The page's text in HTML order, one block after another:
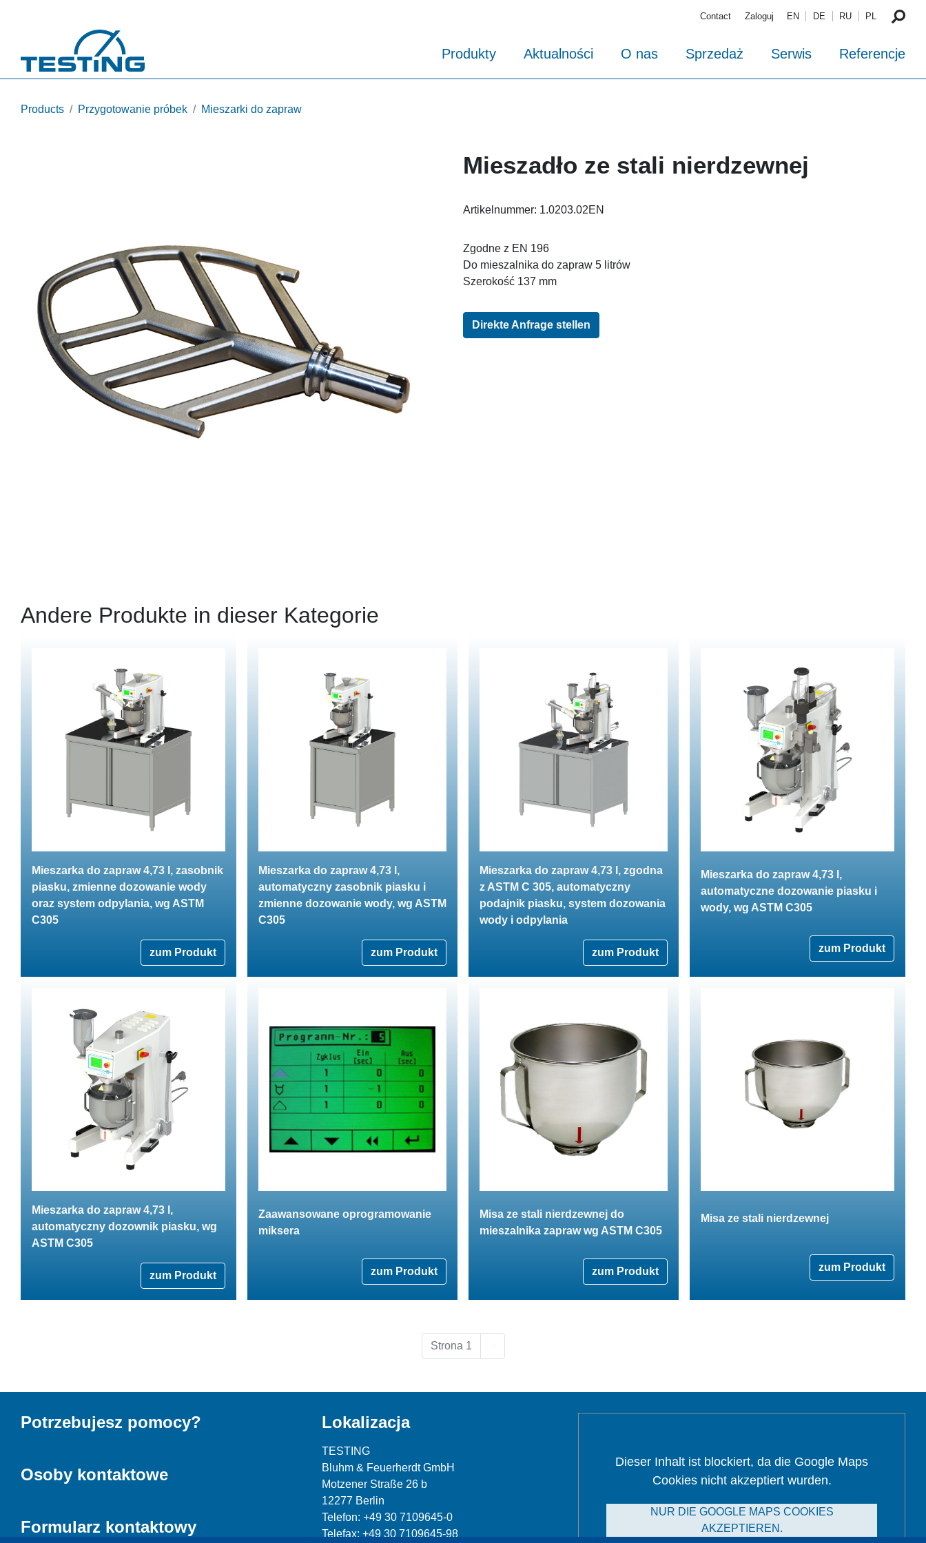
Contact Zaloguj EN DE RU PL
Produkty Aktualności O nas Sprzedaż Serwis Referencje
Products Przygotowanie próbek Mieszarki do zapraw
Mieszadło ze stali nierdzewnej
Artikelnummer: 1.0203.02EN
Zgodne z EN 196
Do mieszalnika do zapraw 5 litrów
Szerokość 137 mm
Direkte Anfrage stellen
Andere Produkte in dieser Kategorie
Mieszarka do zapraw 4,73 l, zasobnik
piasku, zmienne dozowanie wody
oraz system odpylania, wg ASTM
C305
zum Produkt
Mieszarka do zapraw 4,73 l,
automatyczny zasobnik piasku i
zmienne dozowanie wody, wg ASTM
C305
zum Produkt
Mieszarka do zapraw 4,73 l, zgodna
z ASTM C 305, automatyczny
podajnik piasku, system dozowania
wody i odpylania
zum Produkt
Mieszarka do zapraw 4,73 l,
automatyczne dozowanie piasku i
wody, wg ASTM C305
zum Produkt
Mieszarka do zapraw 4,73 l,
automatyczny dozownik piasku, wg
ASTM C305
zum Produkt
Zaawansowane oprogramowanie
miksera
zum Produkt
Misa ze stali nierdzewnej do
mieszalnika zapraw wg ASTM C305
zum Produkt
Misa ze stali nierdzewnej
zum Produkt
Strona 1
Potrzebujesz pomocy?
Osoby kontaktowe
Formularz kontaktowy
Lokalizacja
TESTING
Bluhm & Feuerherdt GmbH
Motzener Straße 26 b
12277 Berlin
Telefon: +49 30 7109645-0
Telefax: +49 30 7109645-98
Dieser Inhalt ist blockiert, da die Google Maps
Cookies nicht akzeptiert wurden.
NUR DIE GOOGLE MAPS COOKIES
AKZEPTIEREN.